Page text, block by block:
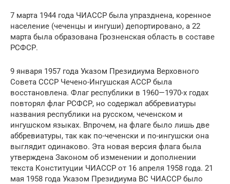
7 марта 1944 года ЧИАССР была упразднена, коренное
население (чеченцы и ингуши) депортировано, а 22
марта была образована Грозненская область в составе
РСФСР.
9 января 1957 года Указом Президиума Верховного
Совета СССР Чечено-Ингушская АССР была
восстановлена. Флаг республики в 1960—1970-х годах
повторял флаг РСФСР, но содержал аббревиатуры
названия республики на русском, чеченском и
ингушском языках. Впрочем, на флаге было лишь две
аббревиатуры, так как по-чеченски и по-ингушски она
выглядит одинаково. Эта новая версия флага была
утверждена Законом об изменении и дополнении
текста Конституции ЧИАССР от 16 апреля 1958 года. 21
мая 1958 года Указом Президиума ВС ЧИАССР было